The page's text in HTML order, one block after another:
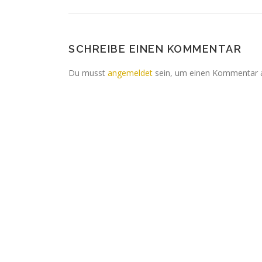
SCHREIBE EINEN KOMMENTAR
Du musst angemeldet sein, um einen Kommentar